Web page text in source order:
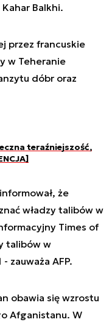
Balkhi.
przez francuskie
w Teheranie
dóbr oraz
teraźniejszość,
że
władzy talibów w
Times of
talibów w
zauważa AFP.
obawia się wzrostu
Afganistanu. W